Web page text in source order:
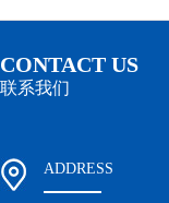
CONTACT US
联系我们
ADDRESS